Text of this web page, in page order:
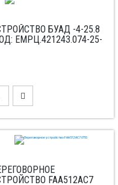
БУАД -4-25.8
ЕМРЦ.421243.074-25-
FAA512AC7